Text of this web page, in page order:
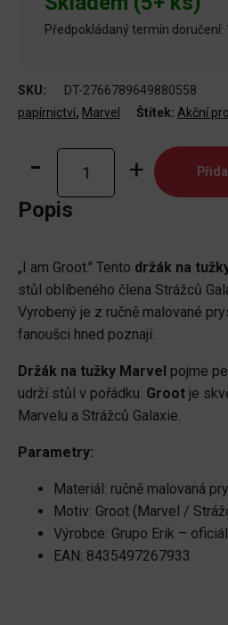
Předpokládaný termín doručení:
SKU: DT-2766789649880558
papírnictví, Marvel Štítek: Akční
Držák
tužky
Popis
„I am Groot." Tento držák na
stůl oblíbeného člena Strážců
Vyrobený je z ručně malované
fanoušci hned poznají.
Držák na tužky Marvel pojme
udrží stůl v pořádku. Groot je
Marvelu a Strážců Galaxie.
Parametry:
Materiál: ručně malovaná
Motiv: Groot (Marvel /
Výrobce: Grupo Erik –
EAN: 8435497267933